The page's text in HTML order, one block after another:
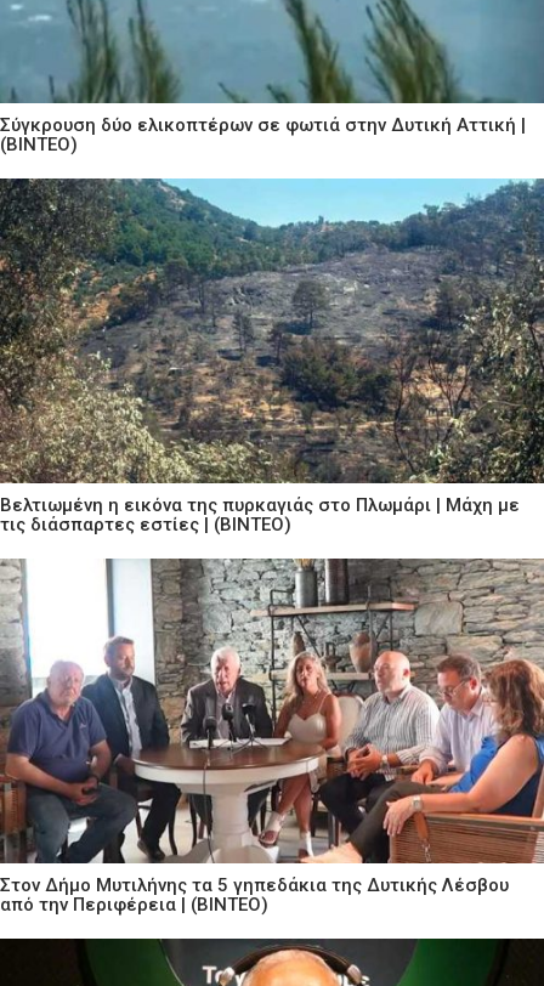
Σύγκρουση δύο ελικοπτέρων σε φωτιά στην Δυτική Αττική |
(ΒΙΝΤΕΟ)
Βελτιωμένη η εικόνα της πυρκαγιάς στο Πλωμάρι | Μάχη με
τις διάσπαρτες εστίες | (ΒΙΝΤΕΟ)
Στον Δήμο Μυτιλήνης τα 5 γηπεδάκια της Δυτικής Λέσβου
από την Περιφέρεια | (ΒΙΝΤΕΟ)